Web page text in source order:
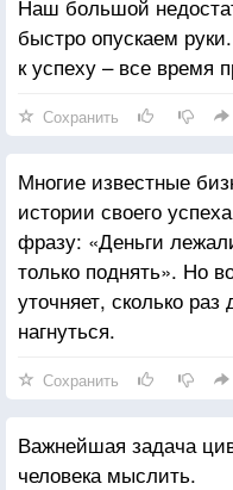
Наш большой
быстро опускаем
к успеху – все время
Сохранить
Многие известные
истории своего
фразу: «Деньги
только поднять». Но
уточняет, сколько
нагнуться.
Сохранить
Важнейшая задача
человека мыслить.